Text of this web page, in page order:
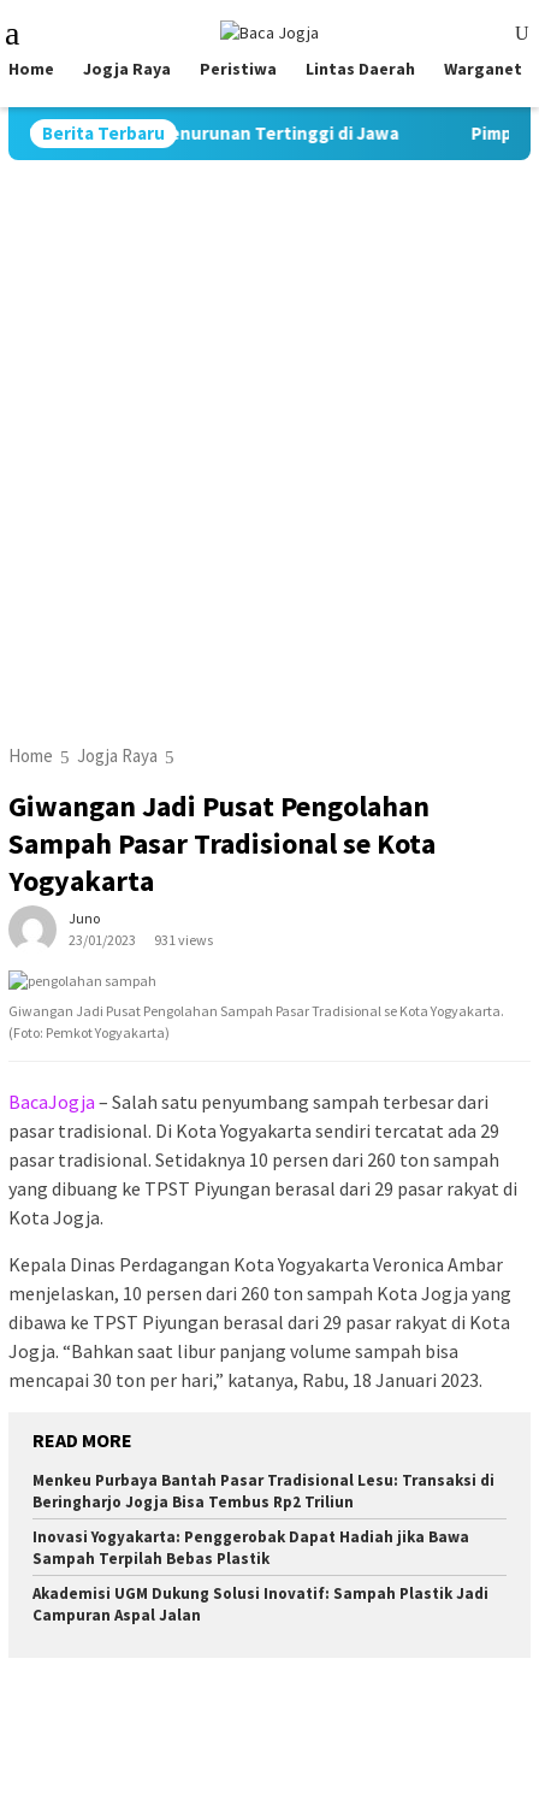
to
content
Menu
Home Jogja Raya Peristiwa Lintas Daerah Warganet
Berita Terbaru
Rekor Penurunan Tertinggi di Jawa Pimpin Strategi
Home Jogja Raya
Giwangan Jadi Pusat Pengolahan
Sampah Pasar Tradisional se Kota
Yogyakarta
Juno
23/01/2023
931 views
Giwangan Jadi Pusat Pengolahan Sampah Pasar Tradisional se Kota Yogyakarta.
(Foto: Pemkot Yogyakarta)
BacaJogja – Salah satu penyumbang sampah terbesar dari
pasar tradisional. Di Kota Yogyakarta sendiri tercatat ada 29
pasar tradisional. Setidaknya 10 persen dari 260 ton sampah
yang dibuang ke TPST Piyungan berasal dari 29 pasar rakyat di
Kota Jogja.
Kepala Dinas Perdagangan Kota Yogyakarta Veronica Ambar
menjelaskan, 10 persen dari 260 ton sampah Kota Jogja yang
dibawa ke TPST Piyungan berasal dari 29 pasar rakyat di Kota
Jogja. “Bahkan saat libur panjang volume sampah bisa
mencapai 30 ton per hari,” katanya, Rabu, 18 Januari 2023.
READ MORE
Menkeu Purbaya Bantah Pasar Tradisional Lesu: Transaksi di
Beringharjo Jogja Bisa Tembus Rp2 Triliun
Inovasi Yogyakarta: Penggerobak Dapat Hadiah jika Bawa
Sampah Terpilah Bebas Plastik
Akademisi UGM Dukung Solusi Inovatif: Sampah Plastik Jadi
Campuran Aspal Jalan